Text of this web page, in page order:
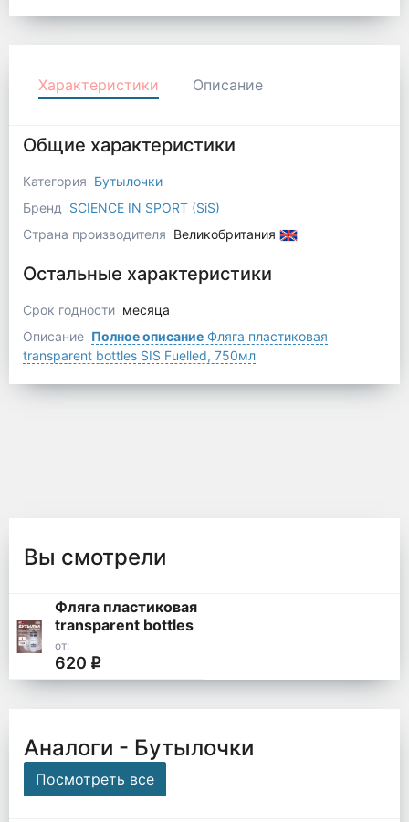
Характеристики Описание
Общие характеристики
Категория Бутылочки
Бренд
SCIENCE IN SPORT (SiS)
Страна производителя Великобритания
Остальные характеристики
Срок годности месяца
Описание Полное описаниеФляга пластиковая
transparent bottles SIS Fuelled, 750мл
Вы смотрели
Фляга пластиковая
transparent bottles
SIS Fuelled, 750мл
от:
620 q
Аналоги - Бутылочки
Посмотреть все